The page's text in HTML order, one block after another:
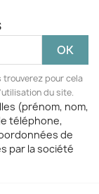
trouverez pour cela
du site.
(prénom, nom,
téléphone,
de
par la société